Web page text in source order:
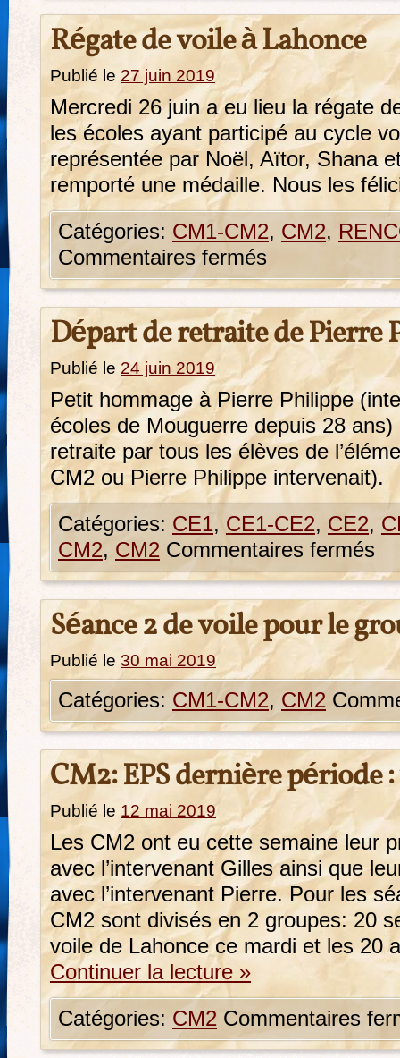
Régate de voile à Lahonce
Publié le 27 juin 2019
Mercredi 26 juin a eu lieu la régate
les écoles ayant participé au cycle
représentée par Noël, Aïtor, Shana
remporté une médaille. Nous les
Catégories: CM1-CM2, CM2,
Commentaires fermés
Départ de retraite de Pierre
Publié le 24 juin 2019
Petit hommage à Pierre Philippe
écoles de Mouguerre depuis 28
retraite par tous les élèves de
CM2 ou Pierre Philippe intervenait).
Catégories: CE1, CE1-CE2, CE2,
CM2, CM2 Commentaires fermés
Séance 2 de voile pour le
Publié le 30 mai 2019
Catégories: CM1-CM2, CM2
CM2: EPS dernière période
Publié le 12 mai 2019
Les CM2 ont eu cette semaine leur
avec l’intervenant Gilles ainsi que
avec l’intervenant Pierre. Pour les
CM2 sont divisés en 2 groupes: 20
voile de Lahonce ce mardi et les 20
Continuer la lecture »
Catégories: CM2 Commentaires